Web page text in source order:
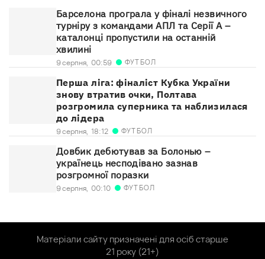
Барселона програла у фіналі незвичного
турніру з командами АПЛ та Серії А –
каталонці пропустили на останній
хвилині
9 серпня, 00:59 ФУТБОЛ
Перша ліга: фіналіст Кубка України
знову втратив очки, Полтава
розгромила суперника та наблизилася
до лідера
9 серпня, 18:12 ФУТБОЛ
Довбик дебютував за Болонью –
українець несподівано зазнав
розгромної поразки
9 серпня, 00:10 ФУТБОЛ
Матеріали сайту призначені для осіб старше
21 року (21+)